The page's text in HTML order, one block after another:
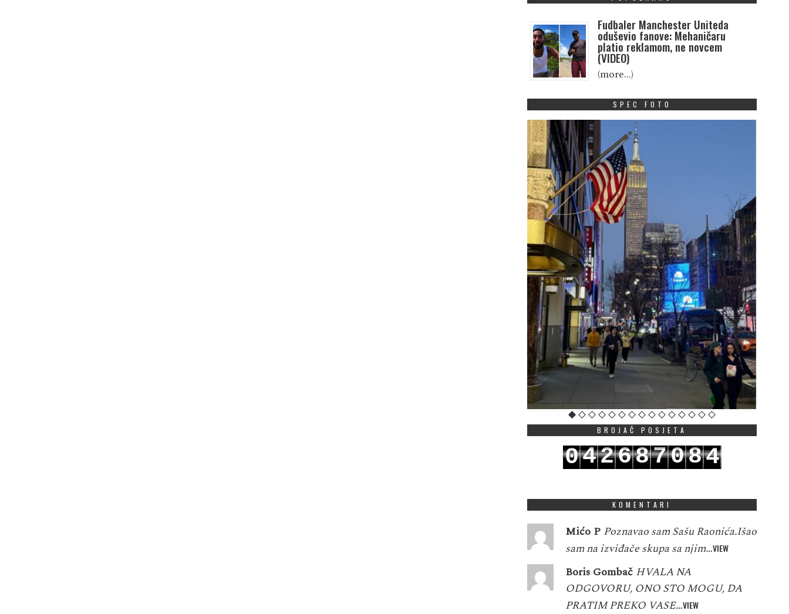
Fudbaler Manchester Uniteda
oduševio fanove: Mehaničaru
platio reklamom, ne novcem
(VIDEO)
(more…)
SPEC FOTO
BROJAČ POSJETA
042687084
KOMENTARI
Mićo P Poznavao sam Sašu Raonića.Išao
sam na izviđače skupa sa njim…VIEW
Boris Gombač HVALA NA
ODGOVORU, ONO STO MOGU, DA
PRATIM PREKO VASE…VIEW